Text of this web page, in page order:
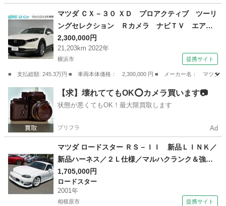
AZ-ワゴン
マツダ ＣＸ－３０ ＸＤ プロアクティブ ツーリ
ングセレクション Ｒカメラ ナビＴＶ エアバ
ック ＬＥＤランプ オートクルーズコントロー
ル ＡＵＸ パワステ フルセグ ＡＢＳ メモ
リーナビ 運転席パワーシート ＥＴＣ車載器
エアコン 記録簿 アイドリングＳＴＯＰ （車検
2,300,000円
21,203km 2022年
横浜市 提携サイト
■ 支払総額: 245.3万円 ■ 車両本体価格： 2,300,000 円 ■ メーカー名： マツ
神奈川 横浜市 マツダ
【求】壊れててもOK⭕️カメラ買います📷
状態が悪くてもOK！最大限買取します
プリフラ Ad
マツダ ロードスター ＲＳ－ＩＩ 新品ＬＩＮＫ／
新品ハーネス／２Ｌ仕様／マルハクランク＆強化
コンロッド／２６４カム（ＩＮ／ＥＸ）／戸田４
連スロットル／オイルクーラー／オーリンズ車高
調／クスコＬＳＤ・ＯＲＣクラッチ／６点ロール
1,705,000円
ロードスター
2001年
相模原市 提携サイト